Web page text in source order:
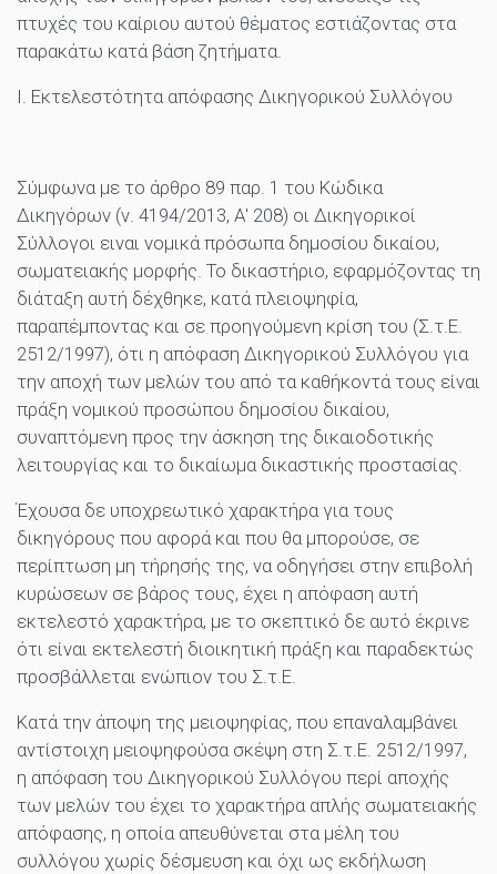
πτυχές του καίριου αυτού θέματος εστιάζοντας στα
παρακάτω κατά βάση ζητήματα.
Ι. Εκτελεστότητα απόφασης Δικηγορικού Συλλόγου
Σύμφωνα με το άρθρο 89 παρ. 1 του Κώδικα
Δικηγόρων (ν. 4194/2013, Α' 208) οι Δικηγορικοί
Σύλλογοι ειναι νομικά πρόσωπα δημοσίου δικαίου,
σωματειακής μορφής. Το δικαστήριο, εφαρμόζοντας τη
διάταξη αυτή δέχθηκε, κατά πλειοψηφία,
παραπέμποντας και σε προηγούμενη κρίση του (Σ.τ.Ε.
2512/1997), ότι η απόφαση Δικηγορικού Συλλόγου για
την αποχή των μελών του από τα καθήκοντά τους είναι
πράξη νομικού προσώπου δημοσίου δικαίου,
συναπτόμενη προς την άσκηση της δικαιοδοτικής
λειτουργίας και το δικαίωμα δικαστικής προστασίας.
Έχουσα δε υποχρεωτικό χαρακτήρα για τους
δικηγόρους που αφορά και που θα μπορούσε, σε
περίπτωση μη τήρησής της, να οδηγήσει στην επιβολή
κυρώσεων σε βάρος τους, έχει η απόφαση αυτή
εκτελεστό χαρακτήρα, με το σκεπτικό δε αυτό έκρινε
ότι είναι εκτελεστή διοικητική πράξη και παραδεκτώς
προσβάλλεται ενώπιον του Σ.τ.Ε.
Κατά την άποψη της μειοψηφίας, που επαναλαμβάνει
αντίστοιχη μειοψηφούσα σκέψη στη Σ.τ.Ε. 2512/1997,
η απόφαση του Δικηγορικού Συλλόγου περί αποχής
των μελών του έχει το χαρακτήρα απλής σωματειακής
απόφασης, η οποία απευθύνεται στα μέλη του
συλλόγου χωρίς δέσμευση και όχι ως εκδήλωση